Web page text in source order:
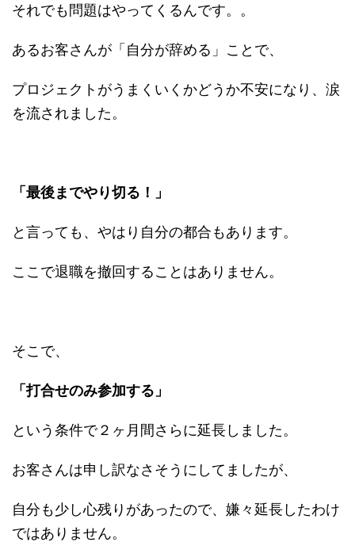
それでも問題はやってくるんです。。
あるお客さんが「自分が辞める」ことで、
プロジェクトがうまくいくかどうか不安になり、涙
を流されました。
「最後までやり切る！」
と言っても、やはり自分の都合もあります。
ここで退職を撤回することはありません。
そこで、
「打合せのみ参加する」
という条件で２ヶ月間さらに延長しました。
お客さんは申し訳なさそうにしてましたが、
自分も少し心残りがあったので、嫌々延長したわけ
ではありません。